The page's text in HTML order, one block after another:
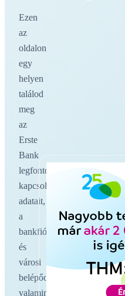
Ezen
az
oldalon
egy
helyen
találod
meg
az
Erste
Bank
legfontosabb
kapcsolati
adatait,
a
bankfiókokat
és
városi
belépőoldalakat,
valamint